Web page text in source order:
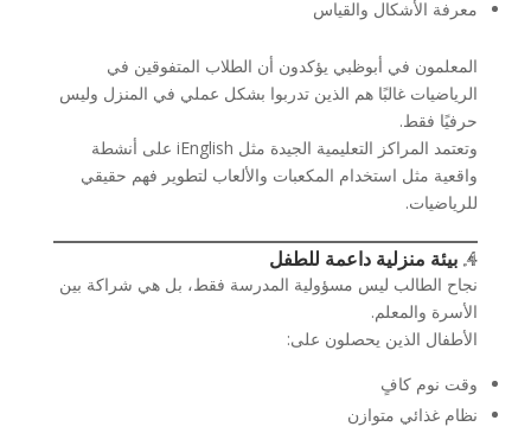
معرفة الأشكال والقياس
المعلمون في أبوظبي يؤكدون أن الطلاب المتفوقين في
الرياضيات غالبًا هم الذين تدربوا بشكل عملي في المنزل وليس
حرفيًا فقط.
وتعتمد المراكز التعليمية الجيدة مثل iEnglish على أنشطة
واقعية مثل استخدام المكعبات والألعاب لتطوير فهم حقيقي
للرياضيات.
4. بيئة منزلية داعمة للطفل
نجاح الطالب ليس مسؤولية المدرسة فقط، بل هي شراكة بين
الأسرة والمعلم.
الأطفال الذين يحصلون على:
وقت نوم كافٍ
نظام غذائي متوازن